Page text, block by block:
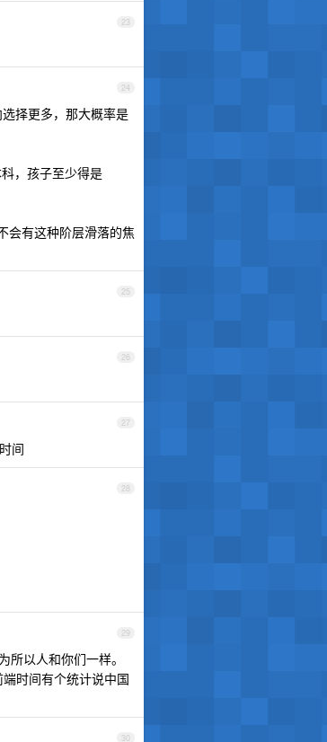
23
24
择更多，那大概率是
，孩子至少得是
会有这种阶层滑落的焦
25
26
27
间
28
29
以人和你们一样。
时间有个统计说中国
30